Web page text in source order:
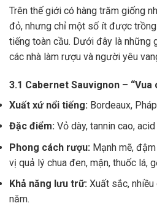
Trên thế giới có hàng trăm giống
đỏ, nhưng chỉ một số ít được
tiếng toàn cầu. Dưới đây là những
các nhà làm rượu và người yêu
3.1 Cabernet Sauvignon – “Vua
Xuất xứ nổi tiếng: Bordeaux,
Đặc điểm: Vỏ dày, tannin cao,
Phong cách rượu: Mạnh mẽ,
vị quả lý chua đen, mận, thuốc lá,
Khả năng lưu trữ: Xuất sắc,
năm.